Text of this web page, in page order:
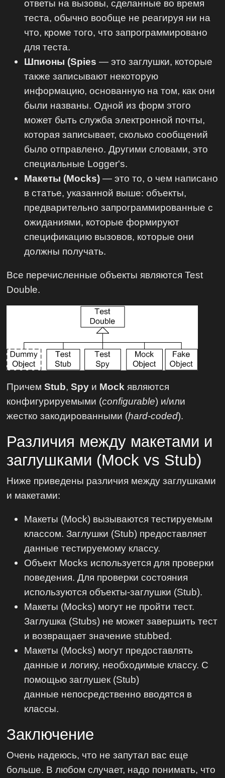
ответы на вызовы, сделанные во время
теста, обычно вообще не реагируя ни на
что, кроме того, что запрограммировано
для теста.
Шпионы (Spies — это заглушки, которые
также записывают некоторую
информацию, основанную на том, как они
были названы. Одной из форм этого
может быть служба электронной почты,
которая записывает, сколько сообщений
было отправлено. Другими словами, это
специальные Logger's.
Макеты (Mocks) — это то, о чем написано
в статье, указанной выше: объекты,
предварительно запрограммированные с
ожиданиями, которые формируют
спецификацию вызовов, которые они
должны получать.
Все перечисленные объекты являются Test
Double.
ПричемStub,Spy и Mock являются
конфигурируемыми (configurable) и/или
жестко закодированными (hard-coded).
Различия между макетами и
заглушками (Mock vs Stub)
Ниже приведены различия между заглушками
и макетами:
Макеты (Mock) вызываются тестируемым
классом. Заглушки (Stub) предоставляет
данные тестируемому классу.
Объект Mocks используется для проверки
поведения. Для проверки состояния
используются объекты-заглушки (Stub).
Макеты (Mocks) могут не пройти тест.
Заглушка (Stubs) не может завершить тест
и возвращает значение stubbed.
Макеты (Mocks) могут предоставлять
данные и логику, необходимые классу. C
помощью заглушек (Stub)
данные непосредственно вводятся в
классы.
Заключение
Очень надеюсь, что не запутал вас еще
больше. В любом случает, надо понимать, что